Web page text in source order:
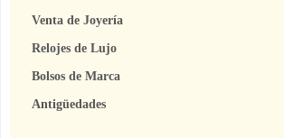
Venta de Joyería
Relojes de Lujo
Bolsos de Marca
Antigüedades